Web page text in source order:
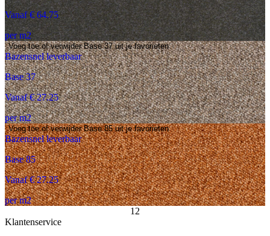
Vanaf € 64.75
per m2
Voeg toe of verwijder Base 37 uit je favorieten
Bazensnel leverbaar
Base 37
Vanaf € 27.25
per m2
Voeg toe of verwijder Base 85 uit je favorieten
Bazensnel leverbaar
Base 85
Vanaf € 27.25
per m2
1 2
Klantenservice